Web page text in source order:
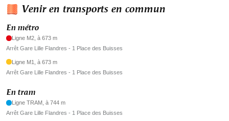
Venir en transports en commun
En métro
Ligne M2, à 673 m
Arrêt Gare Lille Flandres - 1 Place des Buisses
Ligne M1, à 673 m
Arrêt Gare Lille Flandres - 1 Place des Buisses
En tram
Ligne TRAM, à 744 m
Arrêt Gare Lille Flandres - 1 Place des Buisses